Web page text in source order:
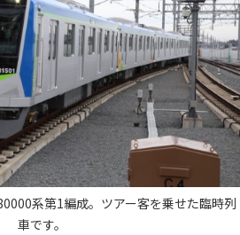
系第1編成。ツアー客を乗せた臨時列
車です。